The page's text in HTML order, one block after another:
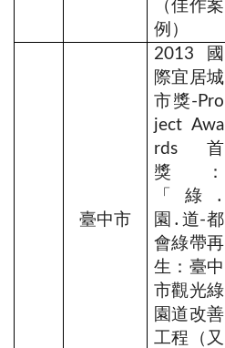
（佳作案
例）
臺中市
2013國
際宜居城
市獎-Pro
ject Awa
rds首
獎：
「綠․
園․道-都
會綠帶再
生：臺中
市觀光綠
園道改善
工程（又